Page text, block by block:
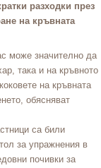
разходки през
на кръвната
може значително да
така и на кръвното
на кръвната
обясняват
са били
за упражнения в
почивки за